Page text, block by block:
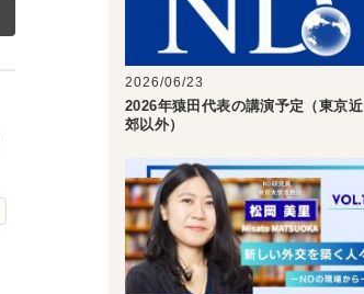
2026/06/23
2026年猿田代表の講演予定（東京近
郊以外）